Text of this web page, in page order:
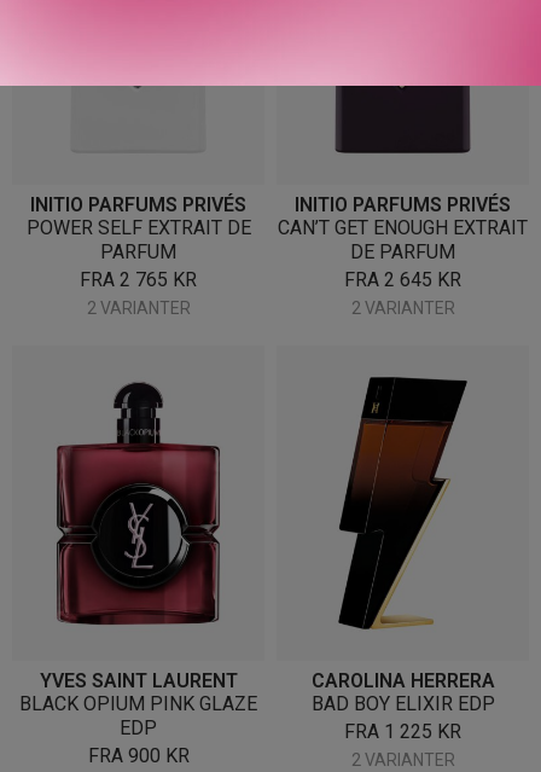
INITIO PARFUMS PRIVÉS
POWER SELF EXTRAIT DE
PARFUM
FRA 2 765 KR
2 VARIANTER
INITIO PARFUMS PRIVÉS
CAN’T GET ENOUGH EXTRAIT
DE PARFUM
FRA 2 645 KR
2 VARIANTER
YVES SAINT LAURENT
BLACK OPIUM PINK GLAZE
EDP
FRA 900 KR
CAROLINA HERRERA
BAD BOY ELIXIR EDP
FRA 1 225 KR
2 VARIANTER